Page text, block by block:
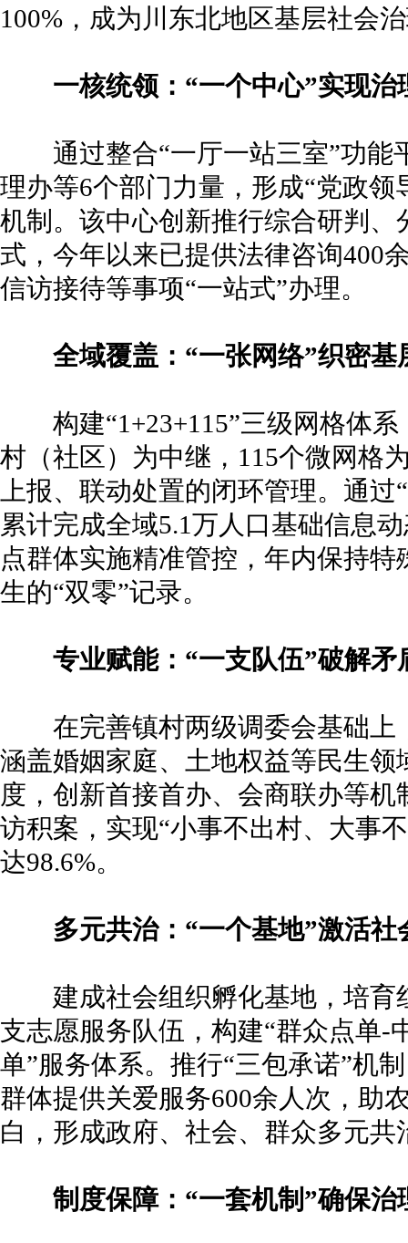
100%，成为川东北地区基层社会
一核统领：“一个中心”实现治
通过整合“一厅一站三室”功能
理办等6个部门力量，形成“党政
机制。该中心创新推行综合研判
式，今年以来已提供法律咨询400
信访接待等事项“一站式”办理。
全域覆盖：“一张网络”织密基
构建“1+23+115”三级网格体系
村（社区）为中继，115个微网格
上报、联动处置的闭环管理。通
累计完成全域5.1万人口基础信息
点群体实施精准管控，年内保持
生的“双零”记录。
专业赋能：“一支队伍”破解矛
在完善镇村两级调委会基础上
涵盖婚姻家庭、土地权益等民生领
度，创新首接首办、会商联办等
访积案，实现“小事不出村、大事
达98.6%。
多元共治：“一个基地”激活社
建成社会组织孵化基地，培育
支志愿服务队伍，构建“群众点单-
单”服务体系。推行“三包承诺”机
群体提供关爱服务600余人次，助
白，形成政府、社会、群众多元共
制度保障：“一套机制”确保治